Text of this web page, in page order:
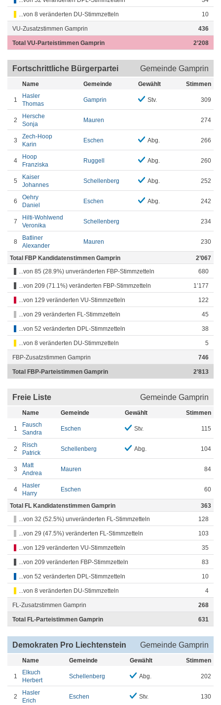
...von 8 veränderten DU-Stimmzetteln 10
VU-Zusatzstimmen Gamprin 436
Total VU-Parteistimmen Gamprin 2’208
Fortschrittliche Bürgerpartei Gemeinde Gamprin
Name Gemeinde Gewählt Stimmen
1
Hasler
Thomas
Gamprin Stv. 309
2
Hersche
Sonja
Mauren 274
3
Zech-Hoop
Karin
Eschen Abg. 266
4
Hoop
Franziska
Ruggell Abg. 260
5
Kaiser
Johannes
Schellenberg Abg. 252
6
Oehry
Daniel
Eschen Abg. 242
7
Hilti-Wohlwend
Veronika
Schellenberg 234
8
Batliner
Alexander
Mauren 230
Total FBP Kandidatenstimmen Gamprin
2’067
...von 85 (28.9%) unveränderten FBP-Stimmzetteln
680
...von 209 (71.1%) veränderten FBP-Stimmzetteln 1’177
...von 129 veränderten VU-Stimmzetteln 122
...von 29 veränderten FL-Stimmzetteln 45
...von 52 veränderten DPL-Stimmzetteln 38
...von 8 veränderten DU-Stimmzetteln 5
FBP-Zusatzstimmen Gamprin 746
Total FBP-Parteistimmen Gamprin 2’813
Freie Liste Gemeinde Gamprin
Name Gemeinde Gewählt Stimmen
1
Fausch
Sandra
Eschen Stv. 115
2
Risch
Patrick
Schellenberg Abg. 104
3
Matt
Andrea
Mauren 84
4
Hasler
Harry
Eschen 60
Total FL Kandidatenstimmen Gamprin
363
...von 32 (52.5%) unveränderten FL-Stimmzetteln
128
...von 29 (47.5%) veränderten FL-Stimmzetteln 103
...von 129 veränderten VU-Stimmzetteln 35
...von 209 veränderten FBP-Stimmzetteln 83
...von 52 veränderten DPL-Stimmzetteln 10
...von 8 veränderten DU-Stimmzetteln 4
FL-Zusatzstimmen Gamprin 268
Total FL-Parteistimmen Gamprin 631
Demokraten Pro Liechtenstein Gemeinde Gamprin
Name Gemeinde Gewählt Stimmen
1
Elkuch
Herbert
Schellenberg Abg. 202
2
Hasler
Erich
Eschen Stv. 130